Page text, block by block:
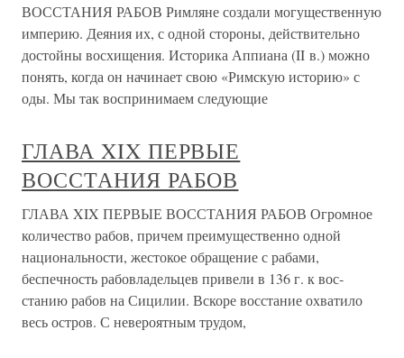
ВОССТАНИЯ РАБОВ Римляне создали могущественную
империю. Деяния их, с одной стороны, действительно
достойны восхищения. Историка Аппиана (II в.) можно
понять, когда он начинает свою «Римскую историю» с
оды. Мы так воспринимаем следующие
ГЛАВА XIX ПЕРВЫЕ
ВОССТАНИЯ РАБОВ
ГЛАВА XIX ПЕРВЫЕ ВОССТАНИЯ РАБОВ Огромное
количество рабов, причем преимущественно одной
национальности, жестокое обращение с рабами,
беспечность рабовладельцев привели в 136 г. к вос­
станию рабов на Сицилии. Вскоре восстание охватило
весь остров. С невероятным трудом,